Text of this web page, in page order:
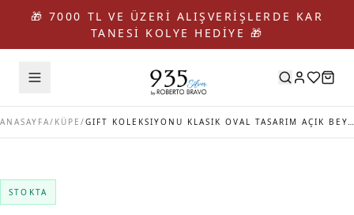
🎁 7000 TL VE ÜZERİ ALIŞVERİŞLERDE KAR
TANESİ KOLYE HEDİYE 🎁
ANASAYFA/ KÜPE / GIFT KOLEKSIYONU KLASIK OVAL TASARIM AÇIK BEYAZ KRISTAL TAŞLI GÜMÜŞ KÜPE
STOKTA